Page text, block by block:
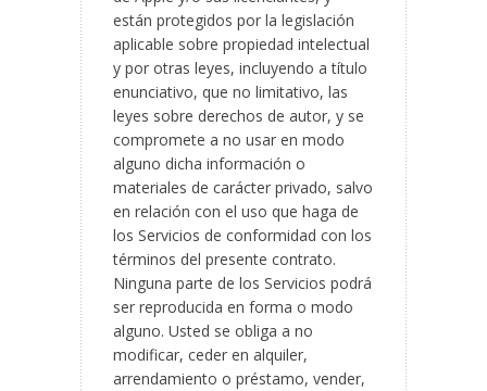
están protegidos por la legislación
aplicable sobre propiedad intelectual
y por otras leyes, incluyendo a título
enunciativo, que no limitativo, las
leyes sobre derechos de autor, y se
compromete a no usar en modo
alguno dicha información o
materiales de carácter privado, salvo
en relación con el uso que haga de
los Servicios de conformidad con los
términos del presente contrato.
Ninguna parte de los Servicios podrá
ser reproducida en forma o modo
alguno. Usted se obliga a no
modificar, ceder en alquiler,
arrendamiento o préstamo, vender,